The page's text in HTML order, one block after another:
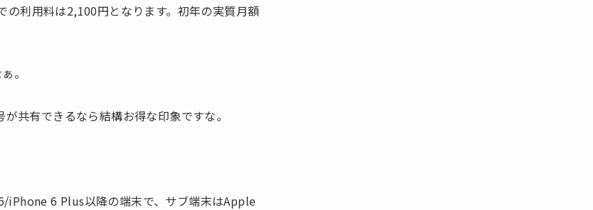
の利用料は2,100円となります。初年の実質月額
。
共有できるなら結構お得な印象ですな。
iPhone 6 Plus以降の端末で、サブ端末はApple